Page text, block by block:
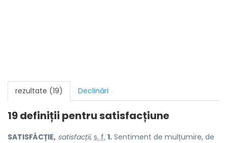
rezultate (19) Declinări
19 definiții pentrusatisfacțiune
SATISFÁCȚIE, satisfacții, s. f. 1. Sentiment de mulțumire, de